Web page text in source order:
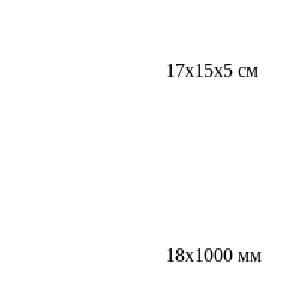
17х15х5 см
18x1000 мм